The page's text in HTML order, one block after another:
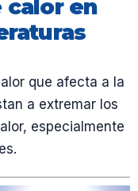
calor en
que afecta a la
a extremar los
especialmente